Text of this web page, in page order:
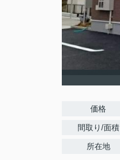
価格
間取り/面積
所在地